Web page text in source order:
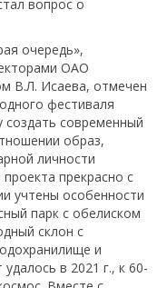
вопрос о
очередь»,
ОАО
В.Л. Исаева, отмечен
фестиваля
создать современный
образ,
личности
прекрасно с
учтены особенности
парк с обелиском
склон с
и
в 2021 г., к 60-